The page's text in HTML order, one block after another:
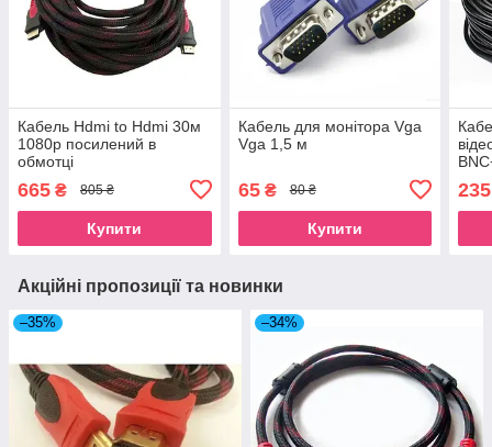
Кабель Hdmi to Hdmi 30м
1080p посилений в
обмотці
665 ₴ 805 ₴
Купити
Кабель для монітора Vga
Vga 1,5 м
65₴ 80 ₴
Купити
235
Акційні пропозиції та новинки
–35% –34%